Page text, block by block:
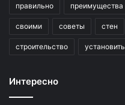
правильно преимущества
своими советы стен
строительство установить
Интересно